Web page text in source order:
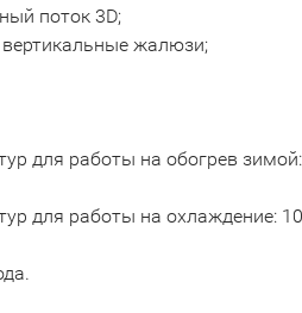
поток 3D;
жалюзи;
для работы на обогрев
для работы на охлаждение: